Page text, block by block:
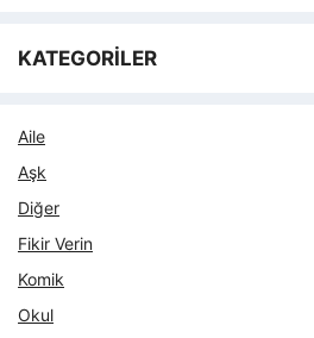
KATEGORİLER
Aile
Aşk
Diğer
Fikir Verin
Komik
Okul